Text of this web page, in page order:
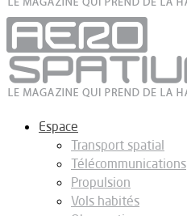
Espace
Transport spatial
Télécommunications
Propulsion
Vols habités